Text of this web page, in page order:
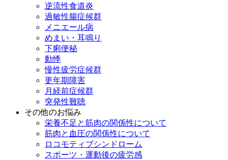
逆流性食道炎
過敏性腸症候群
メニエール病
めまい・耳鳴り
下痢便秘
動悸
慢性疲労症候群
更年期障害
月経前症候群
突発性難聴
その他のお悩み
栄養不足と筋肉の関係性について
筋肉と血圧の関係性について
ロコモティブシンドローム
スポーツ・運動後の疲労感